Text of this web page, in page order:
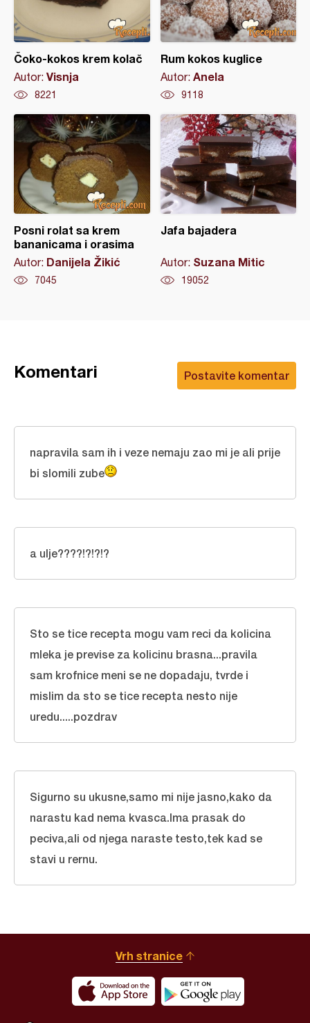
Čoko-kokos krem kolač
Autor: Visnja
8221
Rum kokos kuglice
Autor: Anela
9118
Posni rolat sa krem
bananicama i orasima
Autor: Danijela Žikić
7045
Jafa bajadera
Autor: Suzana Mitic
19052
Postavite komentar
Komentari
napravila sam ih i veze nemaju zao mi je ali prije
bi slomili zube
a ulje????!?!?!?
Sto se tice recepta mogu vam reci da kolicina
mleka je previse za kolicinu brasna...pravila
sam krofnice meni se ne dopadaju, tvrde i
mislim da sto se tice recepta nesto nije
uredu.....pozdrav
Sigurno su ukusne,samo mi nije jasno,kako da
narastu kad nema kvasca.Ima prasak do
peciva,ali od njega naraste testo,tek kad se
stavi u rernu.
Vrh stranice